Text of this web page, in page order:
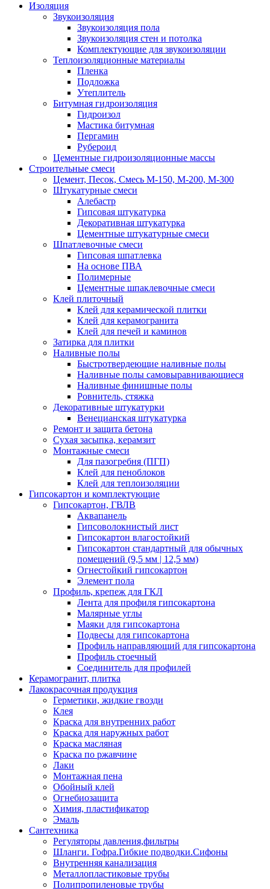
Изоляция
Звукоизоляция
Звукоизоляция пола
Звукоизоляция стен и потолка
Комплектующие для звукоизоляции
Теплоизоляционные материалы
Пленка
Подложка
Утеплитель
Битумная гидроизоляция
Гидроизол
Мастика битумная
Пергамин
Рубероид
Цементные гидроизоляционные массы
Строительные смеси
Цемент, Песок, Смесь М-150, М-200, М-300
Штукатурные смеси
Алебастр
Гипсовая штукатурка
Декоративная штукатурка
Цементные штукатурные смеси
Шпатлевочные смеси
Гипсовая шпатлевка
На основе ПВА
Полимерные
Цементные шпаклевочные смеси
Клей плиточный
Клей для керамической плитки
Клей для керамогранита
Клей для печей и каминов
Затирка для плитки
Наливные полы
Быстротвердеющие наливные полы
Наливные полы самовыравнивающиеся
Наливные финишные полы
Ровнитель, стяжка
Декоративные штукатурки
Венецианская штукатурка
Ремонт и защита бетона
Сухая засыпка, керамзит
Монтажные смеси
Для пазогребня (ПГП)
Клей для пеноблоков
Клей для теплоизоляции
Гипсокартон и комплектующие
Гипсокартон, ГВЛВ
Аквапанель
Гипсоволокнистый лист
Гипсокартон влагостойкий
Гипсокартон стандартный для обычных
помещений (9,5 мм | 12,5 мм)
Огнестойкий гипсокартон
Элемент пола
Профиль, крепеж для ГКЛ
Лента для профиля гипсокартона
Малярные углы
Маяки для гипсокартона
Подвесы для гипсокартона
Профиль направляющий для гипсокартона
Профиль стоечный
Соединитель для профилей
Керамогранит, плитка
Лакокрасочная продукция
Герметики, жидкие гвозди
Клея
Краска для внутренних работ
Краска для наружных работ
Краска масляная
Краска по ржавчине
Лаки
Монтажная пена
Обойный клей
Огнебиозащита
Химия, пластификатор
Эмаль
Сантехника
Регуляторы давления,фильтры
Шланги. Гофра.Гибкие подводки.Сифоны
Внутренняя канализация
Металлопластиковые трубы
Полипропиленовые трубы